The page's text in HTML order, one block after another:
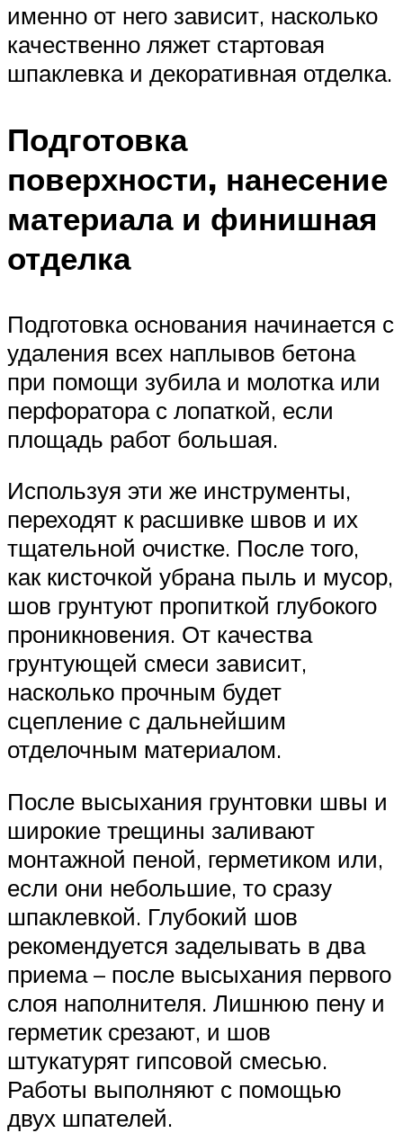
именно от него зависит, насколько
качественно ляжет стартовая
шпаклевка и декоративная отделка.
Подготовка
поверхности, нанесение
материала и финишная
отделка
Подготовка основания начинается с
удаления всех наплывов бетона
при помощи зубила и молотка или
перфоратора с лопаткой, если
площадь работ большая.
Используя эти же инструменты,
переходят к расшивке швов и их
тщательной очистке. После того,
как кисточкой убрана пыль и мусор,
шов грунтуют пропиткой глубокого
проникновения. От качества
грунтующей смеси зависит,
насколько прочным будет
сцепление с дальнейшим
отделочным материалом.
После высыхания грунтовки швы и
широкие трещины заливают
монтажной пеной, герметиком или,
если они небольшие, то сразу
шпаклевкой. Глубокий шов
рекомендуется заделывать в два
приема – после высыхания первого
слоя наполнителя. Лишнюю пену и
герметик срезают, и шов
штукатурят гипсовой смесью.
Работы выполняют с помощью
двух шпателей.